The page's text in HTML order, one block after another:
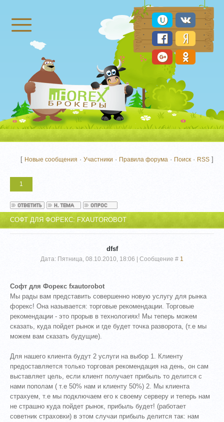
Брокеры Форекс
[ Новые сообщения ·Участники · Правила форума · Поиск · RSS ]
1
СОФТ ДЛЯ ФОРЕКС: FXAUTOROBOT
dfsf
Дата: Пятница, 08.10.2010, 18:06 | Сообщение # 1
Софт для Форекс fxautorobot
Мы рады вам представить совершенно новую услугу для рынка
форекс! Она называется: торговые рекомендации. Торговые
рекомендации - это прорыв в технологиях! Мы теперь можем
сказать, куда пойдет рынок и где будет точка разворота, (т.е мы
можем вам сказать будущие).
Для нашего клиента будут 2 услуги на выбор 1. Клиенту
предоставляется только торговая рекомендация на день, он сам
выставляет цель, если клиент получает прибыль то делится с
нами пополам ( т.е 50% нам и клиенту 50%) 2. Мы клиента
страхуем, т.е мы подключаем его к своему серверу и теперь нам
не страшно куда пойдет рынок, прибыль будет! (работает
советник страховки) в этом случаи прибыль делится так: нам